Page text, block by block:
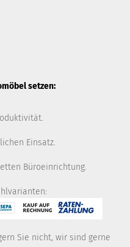
setzen:
Einsatz.
Büroeinrichtung.
Sie nicht, wir sind gerne